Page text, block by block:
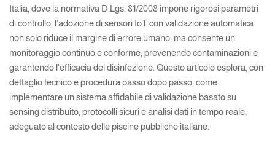
Italia, dove la normativa D.Lgs. 81/2008 impone rigorosi parametri
di controllo, l’adozione di sensori IoT con validazione automatica
non solo riduce il margine di errore umano, ma consente un
monitoraggio continuo e conforme, prevenendo contaminazioni e
garantendo l’efficacia del disinfezione. Questo articolo esplora, con
dettaglio tecnico e procedura passo dopo passo, come
implementare un sistema affidabile di validazione basato su
sensing distribuito, protocolli sicuri e analisi dati in tempo reale,
adeguato al contesto delle piscine pubbliche italiane.